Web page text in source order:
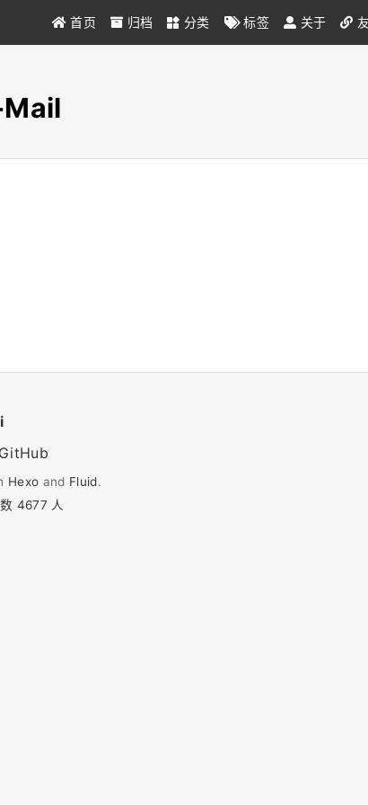
首页 归档 分类 标签 关于
Mail
GitHub
Hexo and Fluid.
4677 人